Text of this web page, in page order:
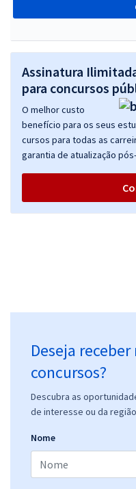
Assinatura
para concursos
O melhor custo
benefício para os seus
cursos para todas as
garantia de atualização
Deseja
concursos?
Descubra as
de interesse ou da
Nome